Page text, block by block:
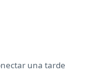
una tarde